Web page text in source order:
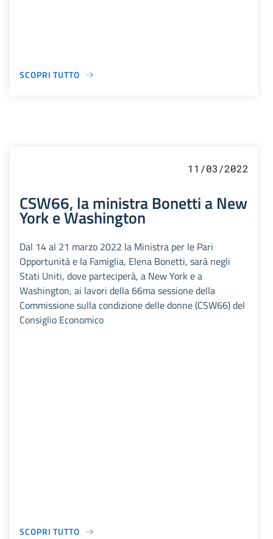
SCOPRI TUTTO
11/03/2022
CSW66, la ministra Bonetti a New
York e Washington
Dal 14 al 21 marzo 2022 la Ministra per le Pari
Opportunità e la Famiglia, Elena Bonetti, sarà negli
Stati Uniti, dove parteciperà, a New York e a
Washington, ai lavori della 66ma sessione della
Commissione sulla condizione delle donne (CSW66) del
Consiglio Economico
SCOPRI TUTTO